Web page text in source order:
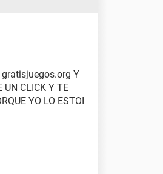
Y
UN CLICK Y TE
YO LO ESTOI